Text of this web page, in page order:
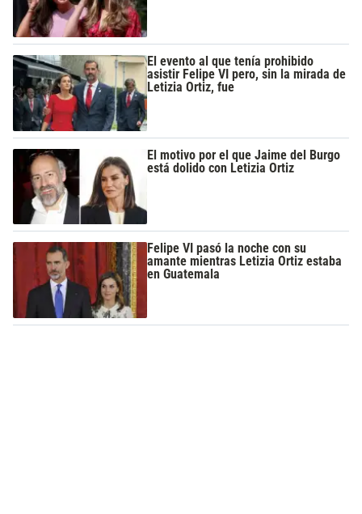
El evento al que tenía prohibido
asistir Felipe VI pero, sin la mirada de
Letizia Ortiz, fue
El motivo por el que Jaime del Burgo
está dolido con Letizia Ortiz
Felipe VI pasó la noche con su
amante mientras Letizia Ortiz estaba
en Guatemala